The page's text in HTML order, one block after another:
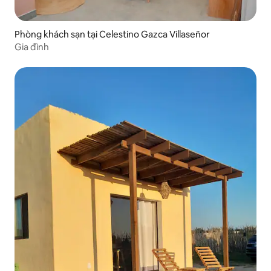
Phòng khách sạn tại Celestino Gazca Villaseñor
Gia đình